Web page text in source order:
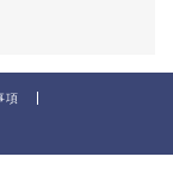
項